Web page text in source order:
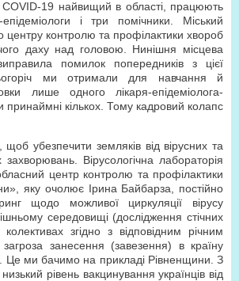
COVID-19 найвищий в області, працюють
епідеміологи і три помічники. Міський
центру контролю та профілактики хвороб
даху над головою. Нинішня місцева
помилок попередників з цієї
ми отримали для навчання й
лише одного лікаря-епідеміолога-
принаймні кількох. Тому кадровий колапс
убезпечити земляків від вірусних та
Вірусологічна лабораторія
центр контролю та профілактики
яку очолює Ірина Байбарза, постійно
щодо можливої циркуляції вірусу
середовищі (дослідження стічних
згідно з відповідним річним
занесення (завезення) в країну
Це ми бачимо на прикладі Рівненщини. З
рівень вакцинування українців від